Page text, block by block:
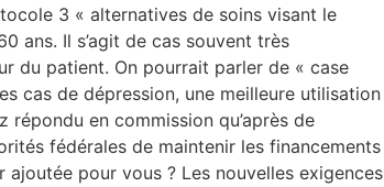
3 « alternatives de soins visant le
ans. Il s’agit de cas souvent très
du patient. On pourrait parler de « case
cas de dépression, une meilleure utilisation
en commission qu’après de
fédérales de maintenir les financements
pour vous ? Les nouvelles exigences